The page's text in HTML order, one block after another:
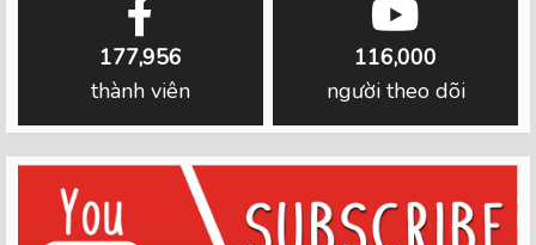
177,956
thành viên
116,000
người theo dõi